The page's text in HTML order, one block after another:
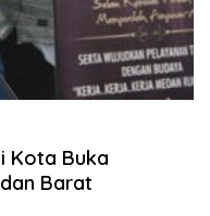
Kota Buka
Barat